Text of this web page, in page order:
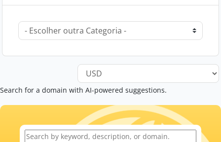
Search for a domain with AI-powered suggestions.